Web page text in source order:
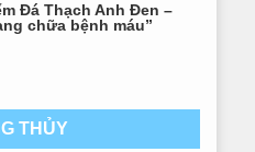
Đá Thạch Anh Đen –
chữa bệnh máu”
THỦY